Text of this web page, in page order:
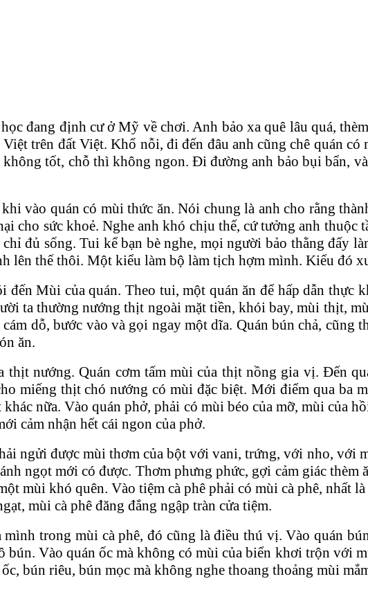
đang định cư ở Mỹ về chơi. Anh bảo xa quê lâu quá,
trên đất Việt. Khổ nỗi, đi đến đâu anh cũng chê quán
tốt, chỗ thì không ngon. Đi đường anh bảo bụi bẩn,
vào quán có mùi thức ăn. Nói chung là anh cho rằng
cho sức khoẻ. Nghe anh khó chịu thế, cứ tưởng anh
đủ sống. Tui kể bạn bè nghe, mọi người bảo thằng đấy
lên thế thôi. Một kiểu làm bộ làm tịch hợm mình. Kiểu đó
đến Mùi của quán. Theo tui, một quán ăn để hấp dẫn
ta thường nướng thịt ngoài mặt tiền, khói bay, mùi thịt,
dỗ, bước vào và gọi ngay một dĩa. Quán bún chả,
ăn.
thịt nướng. Quán cơm tấm mùi của thịt nồng gia vị. Đến
miếng thịt chó nướng có mùi đặc biệt. Mới điểm qua ba
nữa. Vào quán phở, phải có mùi béo của mỡ, mùi của
cảm nhận hết cái ngon của phở.
ngửi được mùi thơm của bột với vani, trứng, với nho,
ngọt mới có được. Thơm phưng phức, gợi cảm giác
mùi khó quên. Vào tiệm cà phê phải có mùi cà phê, nhất
mùi cà phê đăng đắng ngập tràn cửa tiệm.
trong mùi cà phê, đó cũng là điều thú vị. Vào quán
Vào quán ốc mà không có mùi của biển khơi trộn với
bún riêu, bún mọc mà không nghe thoang thoảng mùi